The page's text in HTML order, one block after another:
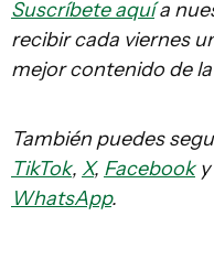
Suscríbete aquía
recibir cada viernes
mejor contenido de
También puedes
TikTok, X, Facebooky
WhatsApp.